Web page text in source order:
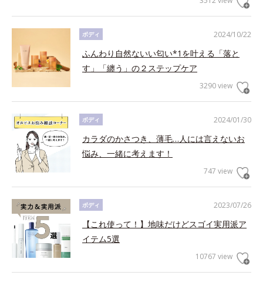
2024/10/22
ボディ
ふんわり自然ないい匂い*1を叶える「落と
す」「纏う」の２ステップケア
3290 view
2024/01/30
ボディ
カラダのかさつき、薄毛…人には言えないお
悩み、一緒に考えます！
747 view
2023/07/26
ボディ
【これ使って！】地味だけどスゴイ実用派ア
イテム5選
10767 view